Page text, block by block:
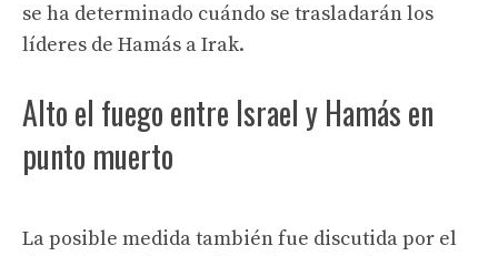
se ha determinado cuándo se trasladarán los
líderes de Hamás a Irak.
Alto el fuego entre Israel y Hamás en
punto muerto
La posible medida también fue discutida por el